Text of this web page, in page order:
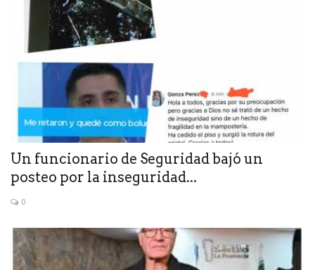
Un funcionario de Seguridad bajó un
posteo por la inseguridad...
0